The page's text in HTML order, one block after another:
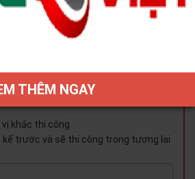
X HOME thi công luôn sau khi
thi công sau khi chốt thiết kế nếu chi
khác thi công
kế trước và sẽ thi công trong tương lai
THÊM NGAY